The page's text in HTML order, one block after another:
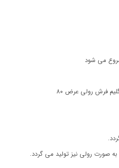
به صورت رولی نیز تولید می گردد.